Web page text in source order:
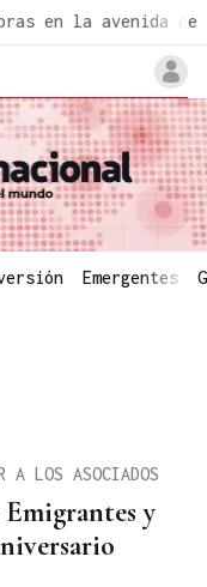
en la avenida de
Emergentes
y
A LOS ASOCIADOS